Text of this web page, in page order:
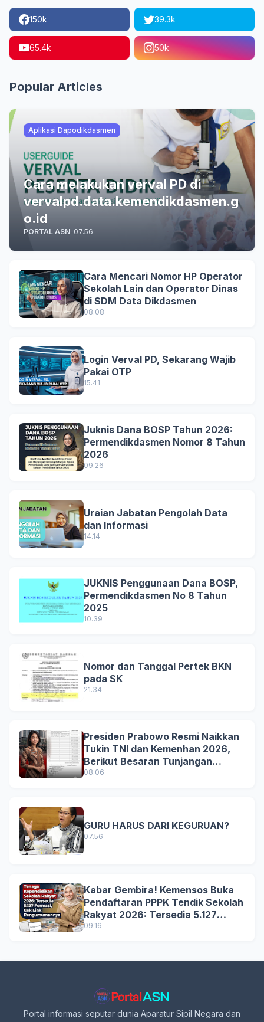
150k 39.3k
65.4k 50k
Popular Articles
Aplikasi Dapodikdasmen
Cara melakukan verval PD di
vervalpd.data.kemendikdasmen.g
o.id
PORTAL ASN-07.56
Cara Mencari Nomor HP Operator
Sekolah Lain dan Operator Dinas
di SDM Data Dikdasmen
08.08
Login Verval PD, Sekarang Wajib
Pakai OTP
15.41
Juknis Dana BOSP Tahun 2026:
Permendikdasmen Nomor 8 Tahun
2026
09.26
Uraian Jabatan Pengolah Data
dan Informasi
14.14
JUKNIS Penggunaan Dana BOSP,
Permendikdasmen No 8 Tahun
2025
10.39
Nomor dan Tanggal Pertek BKN
pada SK
21.34
Presiden Prabowo Resmi Naikkan
Tukin TNI dan Kemenhan 2026,
Berikut Besaran Tunjangan
Terbaru
08.06
GURU HARUS DARI KEGURUAN?
07.56
Kabar Gembira! Kemensos Buka
Pendaftaran PPPK Tendik Sekolah
Rakyat 2026: Tersedia 5.127
Formasi, Simak Syarat dan
09.16
Portal informasi seputar dunia Aparatur Sipil Negara dan